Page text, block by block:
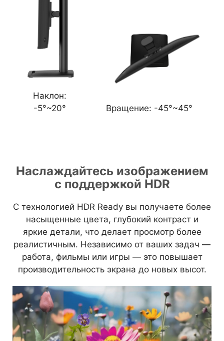
Наклон:
-5°~20°
Вращение: -45°~45°
Наслаждайтесь изображением
с поддержкой HDR
С технологией HDR Ready вы получаете более
насыщенные цвета, глубокий контраст и
яркие детали, что делает просмотр более
реалистичным. Независимо от ваших задач —
работа, фильмы или игры — это повышает
производительность экрана до новых высот.